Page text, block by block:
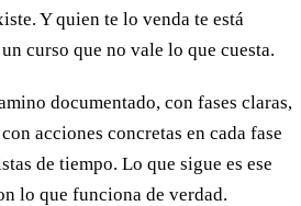
Y quien te lo venda te está
curso que no vale lo que cuesta.
documentado, con fases claras,
acciones concretas en cada fase
de tiempo. Lo que sigue es ese
lo que funciona de verdad.